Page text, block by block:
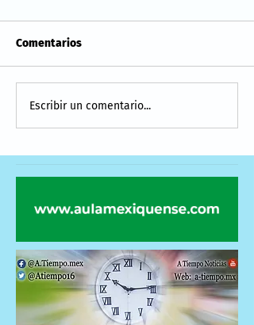
Comentarios
Escribir un comentario...